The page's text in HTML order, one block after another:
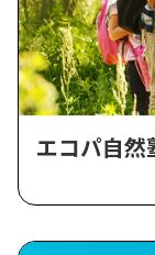
エコパ自然